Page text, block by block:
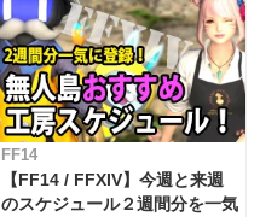
FF14
【FF14 / FFXIV】今週と来週
のスケジュール２週間分を一気